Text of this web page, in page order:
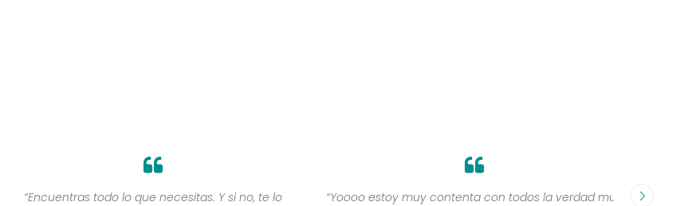
“Encuentras todo lo que necesitas. Y si no, te lo
“Yoooo estoy muy contenta con todos la verdad muy